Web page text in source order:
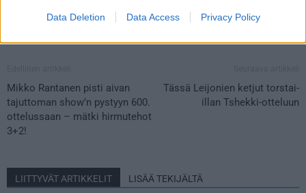
Data Deletion Data Access Privacy Policy
Mikko Rantanen pisti aivan
tajuttoman show’n pystyyn 600.
ottelussaan – mätki hirmutehot
3+2!
Tässä Leijonien ketjut torstai-
illan Tshekki-otteluun
LIITTYVÄT ARTIKKELIT LISÄÄ TEKIJÄLTÄ